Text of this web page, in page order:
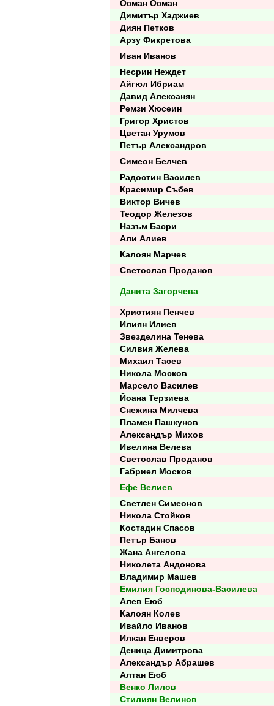
Осман Осман
Димитър Хаджиев
Диян Петков
Арзу Фикретова
Иван Иванов
Несрин Неждет
Айгюл Ибриам
Давид Алексанян
Ремзи Хюсеин
Григор Христов
Цветан Урумов
Петър Александров
Симеон Белчев
Радостин Василев
Красимир Събев
Виктор Вичев
Теодор Железов
Назъм Басри
Али Алиев
Калоян Марчев
Светослав Проданов
Данита Загорчева
Християн Пенчев
Илиян Илиев
Звезделина Тенева
Силвия Желева
Михаил Тасев
Никола Москов
Марсело Василев
Йоана Терзиева
Снежина Милчева
Пламен Пашкунов
Александър Михов
Ивелина Велева
Светослав Проданов
Габриел Москов
Ефе Велиев
Светлен Симеонов
Никола Стойков
Костадин Спасов
Петър Банов
Жана Ангелова
Николета Андонова
Владимир Машев
Емилия Господинова-Василева
Алев Еюб
Калоян Колев
Ивайло Иванов
Илкан Енверов
Деница Димитрова
Александър Абрашев
Алтан Еюб
Венко Лилов
Стилиян Велинов